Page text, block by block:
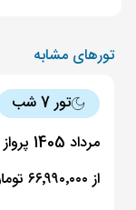
تورهای مشابه
تور 7 شب
مرداد 1405 پرواز با کاسپین
از ۶۶٬۹۹۰٬۰۰۰ تومان